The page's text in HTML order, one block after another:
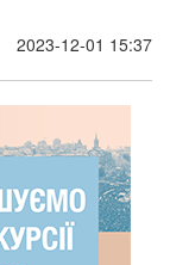
2023-12-01 15:37